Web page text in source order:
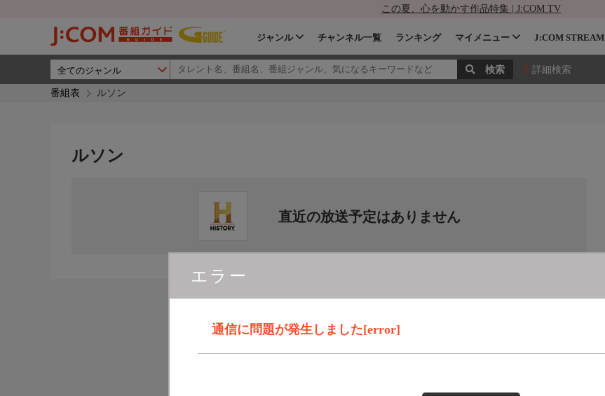
この夏、心を動かす作品特集 | J:COM TV
ジャンル チャンネル一覧 ランキング マイメニュー J:COM STREAM
詳細検索
番組表 ルソン
エラー
通信に問題が発生しました[error]
ルソン
直近の放送予定はありません